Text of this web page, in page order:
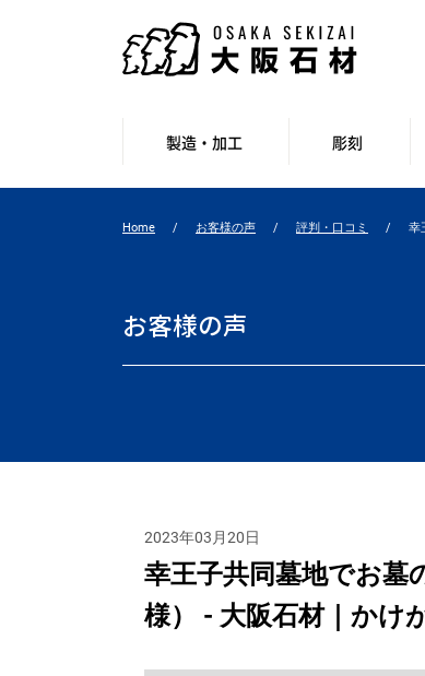
製造・加工 彫刻
Home お客様の声 評判・口コミ 幸
お客様の声
2023年03月20日
幸王子共同墓地でお墓
様） - 大阪石材｜かけ